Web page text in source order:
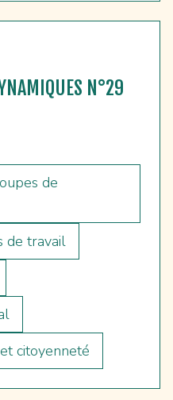
N°29
de
de travail
citoyenneté